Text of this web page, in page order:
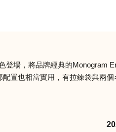
登場，將品牌經典的Monogram
置也相當實用，有拉鍊袋與兩